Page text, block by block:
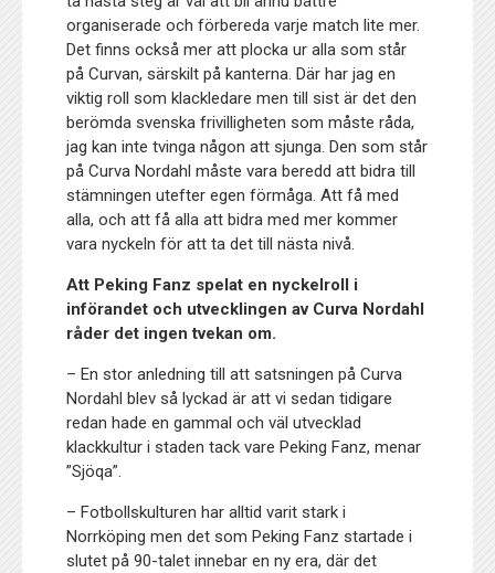
organiserade och förbereda varje match lite mer.
Det finns också mer att plocka ur alla som står
på Curvan, särskilt på kanterna. Där har jag en
viktig roll som klackledare men till sist är det den
berömda svenska frivilligheten som måste råda,
jag kan inte tvinga någon att sjunga. Den som står
på Curva Nordahl måste vara beredd att bidra till
stämningen utefter egen förmåga. Att få med
alla, och att få alla att bidra med mer kommer
vara nyckeln för att ta det till nästa nivå.
Att Peking Fanz spelat en nyckelroll i
införandet och utvecklingen av Curva Nordahl
råder det ingen tvekan om.
– En stor anledning till att satsningen på Curva
Nordahl blev så lyckad är att vi sedan tidigare
redan hade en gammal och väl utvecklad
klackkultur i staden tack vare Peking Fanz, menar
”Sjöqa”.
– Fotbollskulturen har alltid varit stark i
Norrköping men det som Peking Fanz startade i
slutet på 90-talet innebar en ny era, där det